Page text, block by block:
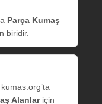
Parça Kumaş
biridir.
Alanlariçin